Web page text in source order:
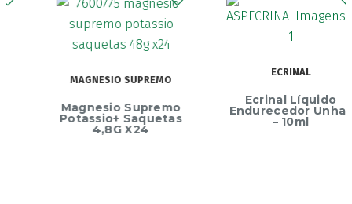
MAGNESIO SUPREMO
Magnesio Supremo
Potassio+ Saquetas
4,8G X24
ECRINAL
Ecrinal Líquido
Endurecedor Unhas
– 10ml